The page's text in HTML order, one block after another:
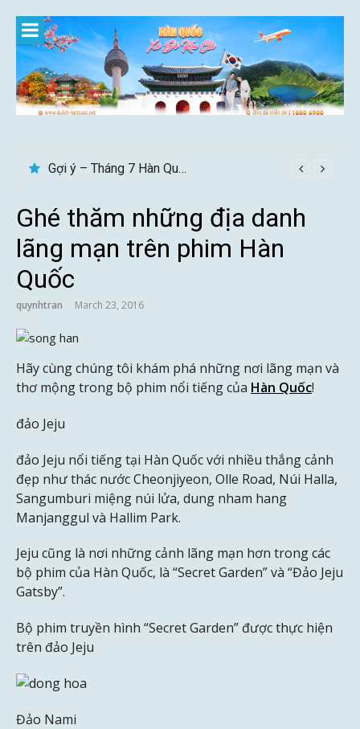
content
Gợi ý – Tháng 7 Hàn Quốc nên đi đâu, mặc gì đẹp?
Ghé thăm những địa danh
lãng mạn trên phim Hàn
Quốc
quynhtran March 23, 2016
Hãy cùng chúng tôi khám phá những nơi lãng mạn và
thơ mộng trong bộ phim nổi tiếng của Hàn Quốc!
đảo Jeju
đảo Jeju nổi tiếng tại Hàn Quốc với nhiều thắng cảnh
đẹp như thác nước Cheonjiyeon, Olle Road, Núi Halla,
Sangumburi miệng núi lửa, dung nham hang
Manjanggul và Hallim Park.
Jeju cũng là nơi những cảnh lãng mạn hơn trong các
bộ phim của Hàn Quốc, là “Secret Garden” và “Đảo Jeju
Gatsby”.
Bộ phim truyền hình “Secret Garden” được thực hiện
trên đảo Jeju
Đảo Nami